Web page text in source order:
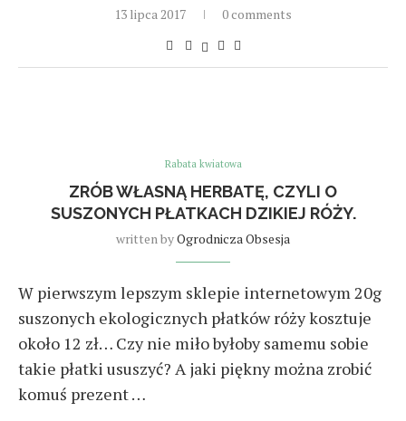
13 lipca 2017 0 comments
Rabata kwiatowa
ZRÓB WŁASNĄ HERBATĘ, CZYLI O
SUSZONYCH PŁATKACH DZIKIEJ RÓŻY.
written byOgrodnicza Obsesja
W pierwszym lepszym sklepie internetowym 20g
suszonych ekologicznych płatków róży kosztuje
około 12 zł… Czy nie miło byłoby samemu sobie
takie płatki ususzyć? A jaki piękny można zrobić
komuś prezent …